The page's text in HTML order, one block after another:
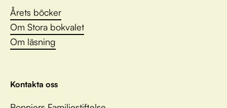
Årets böcker
Om Stora bokvalet
Om läsning
Kontakta oss